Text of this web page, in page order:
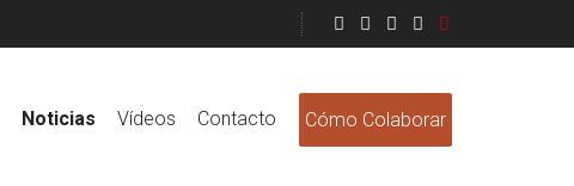
Noticias Vídeos Contacto Cómo Colaborar